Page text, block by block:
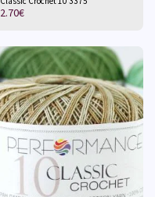
2.70€